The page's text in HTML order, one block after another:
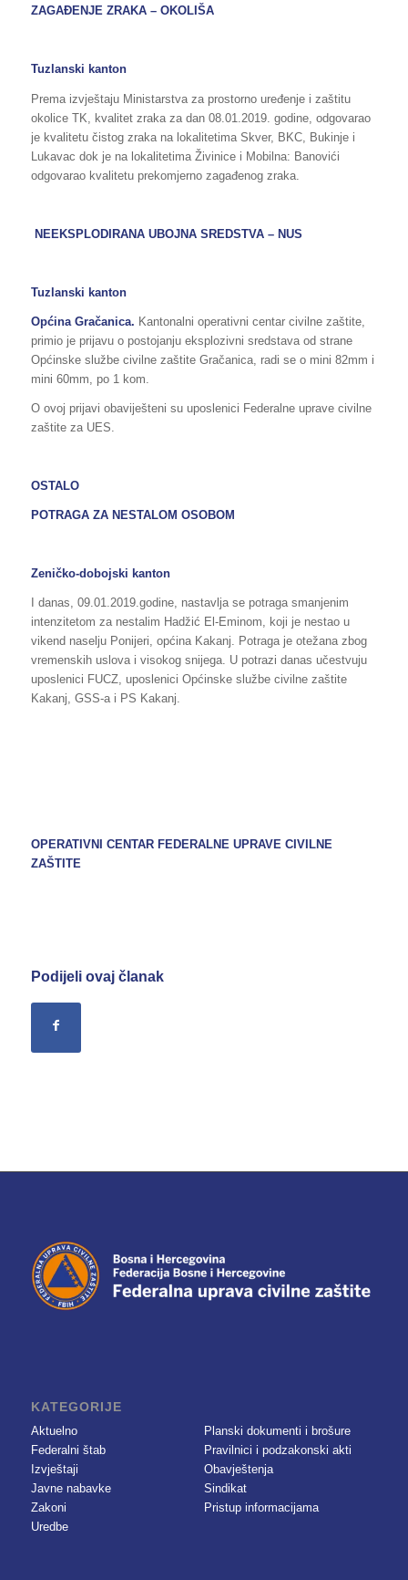
ZAGAĐENJE ZRAKA – OKOLIŠA
Tuzlanski kanton
Prema izvještaju Ministarstva za prostorno uređenje i zaštitu
okolice TK, kvalitet zraka za dan 08.01.2019. godine, odgovarao
je kvalitetu čistog zraka na lokalitetima Skver, BKC, Bukinje i
Lukavac dok je na lokalitetima Živinice i Mobilna: Banovići
odgovarao kvalitetu prekomjerno zagađenog zraka.
NEEKSPLODIRANA UBOJNA SREDSTVA – NUS
Tuzlanski kanton
Općina Gračanica. Kantonalni operativni centar civilne zaštite,
primio je prijavu o postojanju eksplozivni sredstava od strane
Općinske službe civilne zaštite Gračanica, radi se o mini 82mm i
mini 60mm, po 1 kom.
O ovoj prijavi obaviješteni su uposlenici Federalne uprave civilne
zaštite za UES.
OSTALO
POTRAGA ZA NESTALOM OSOBOM
Zeničko-dobojski kanton
I danas, 09.01.2019.godine, nastavlja se potraga smanjenim
intenzitetom za nestalim Hadžić El-Eminom, koji je nestao u
vikend naselju Ponijeri, općina Kakanj. Potraga je otežana zbog
vremenskih uslova i visokog snijega. U potrazi danas učestvuju
uposlenici FUCZ, uposlenici Općinske službe civilne zaštite
Kakanj, GSS-a i PS Kakanj.
OPERATIVNI CENTAR FEDERALNE UPRAVE CIVILNE
ZAŠTITE
Podijeli ovaj članak
KATEGORIJE
Aktuelno
Federalni štab
Izvještaji
Javne nabavke
Zakoni
Uredbe
Planski dokumenti i brošure
Pravilnici i podzakonski akti
Obavještenja
Sindikat
Pristup informacijama